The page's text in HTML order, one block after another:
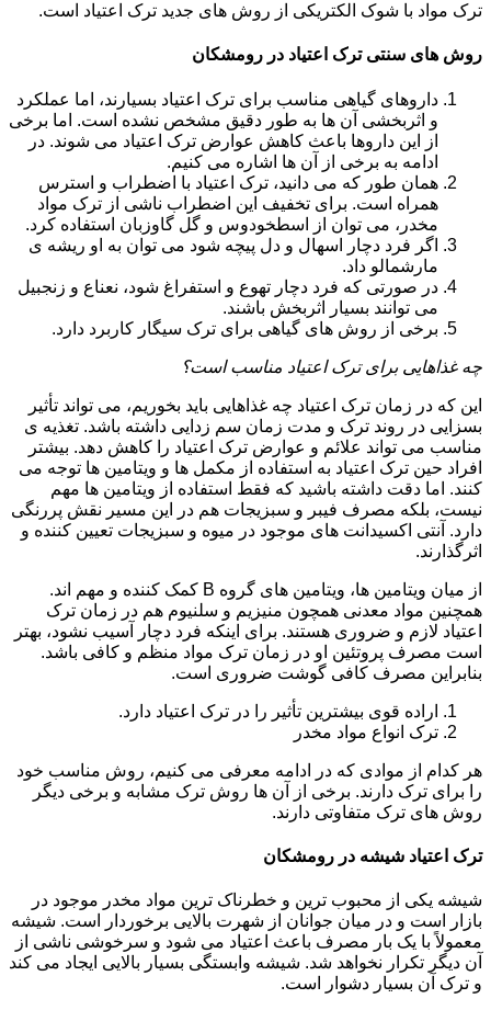
ترک مواد با شوک الکتریکی از روش های جدید ترک اعتیاد است.
روش های سنتی ترک اعتیاد در رومشکان
داروهای گیاهی مناسب برای ترک اعتیاد بسیارند، اما عملکرد
و اثربخشی آن ها به طور دقیق مشخص نشده است. اما برخی
از این داروها باعث کاهش عوارض ترک اعتیاد می شوند. در
ادامه به برخی از آن ها اشاره می کنیم.
همان طور که می دانید، ترک اعتیاد با اضطراب و استرس
همراه است. برای تخفیف این اضطراب ناشی از ترک مواد
مخدر، می توان از اسطخودوس و گل گاوزبان استفاده کرد.
اگر فرد دچار اسهال و دل پیچه شود می توان به او ریشه ی
مارشمالو داد.
در صورتی که فرد دچار تهوع و استفراغ شود، نعناع و زنجبیل
می توانند بسیار اثربخش باشند.
برخی از روش های گیاهی برای ترک سیگار کاربرد دارد.
چه غذاهایی برای ترک اعتیاد مناسب است؟
این که در زمان ترک اعتیاد چه غذاهایی باید بخوریم، می تواند تأثیر
بسزایی در روند ترک و مدت زمان سم زدایی داشته باشد. تغذیه ی
مناسب می تواند علائم و عوارض ترک اعتیاد را کاهش دهد. بیشتر
افراد حین ترک اعتیاد به استفاده از مکمل ها و ویتامین ها توجه می
کنند. اما دقت داشته باشید که فقط استفاده از ویتامین ها مهم
نیست، بلکه مصرف فیبر و سبزیجات هم در این مسیر نقش پررنگی
دارد. آنتی اکسیدانت های موجود در میوه و سبزیجات تعیین کننده و
اثرگذارند.
از میان ویتامین ها، ویتامین های گروه B کمک کننده و مهم اند.
همچنین مواد معدنی همچون منیزیم و سلنیوم هم در زمان ترک
اعتیاد لازم و ضروری هستند. برای اینکه فرد دچار آسیب نشود، بهتر
است مصرف پروتئین او در زمان ترک مواد منظم و کافی باشد.
بنابراین مصرف کافی گوشت ضروری است.
اراده قوی بیشترین تأثیر را در ترک اعتیاد دارد.
ترک انواع مواد مخدر
هر کدام از موادی که در ادامه معرفی می کنیم، روش مناسب خود
را برای ترک دارند. برخی از آن ها روش ترک مشابه و برخی دیگر
روش های ترک متفاوتی دارند.
ترک اعتیاد شیشه در رومشکان
شیشه یکی از محبوب ترین و خطرناک ترین مواد مخدر موجود در
بازار است و در میان جوانان از شهرت بالایی برخوردار است. شیشه
معمولاً با یک بار مصرف باعث اعتیاد می شود و سرخوشی ناشی از
آن دیگر تکرار نخواهد شد. شیشه وابستگی بسیار بالایی ایجاد می کند
و ترک آن بسیار دشوار است.